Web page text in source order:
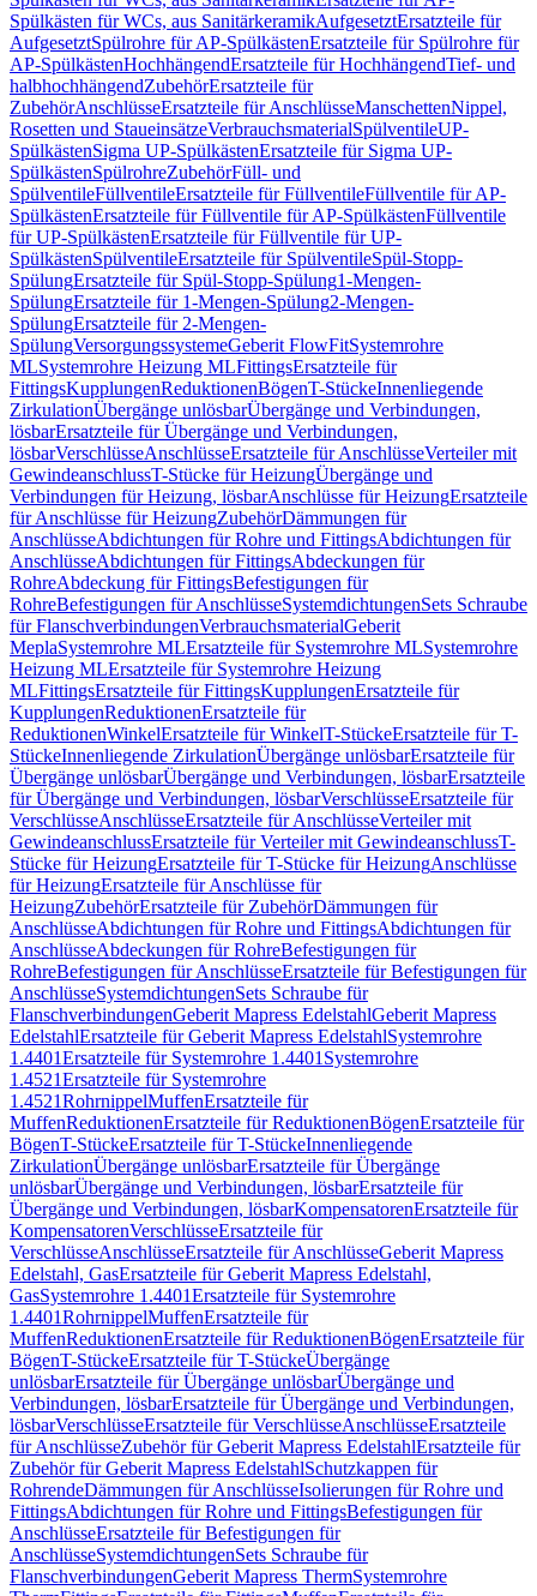
Spülkästen für WCs, aus SanitärkeramikAufgesetztErsatzteile für
AufgesetztSpülrohre für AP-SpülkästenErsatzteile für Spülrohre für
AP-SpülkästenHochhängendErsatzteile für HochhängendTief- und
halbhochhängendZubehörErsatzteile für
ZubehörAnschlüsseErsatzteile für AnschlüsseManschettenNippel,
Rosetten und StaueinsätzeVerbrauchsmaterialSpülventileUP-
SpülkästenSigma UP-SpülkästenErsatzteile für Sigma UP-
SpülkästenSpülrohreZubehörFüll- und
SpülventileFüllventileErsatzteile für FüllventileFüllventile für AP-
SpülkästenErsatzteile für Füllventile für AP-SpülkästenFüllventile
für UP-SpülkästenErsatzteile für Füllventile für UP-
SpülkästenSpülventileErsatzteile für SpülventileSpül-Stopp-
SpülungErsatzteile für Spül-Stopp-Spülung1-Mengen-
SpülungErsatzteile für 1-Mengen-Spülung2-Mengen-
SpülungErsatzteile für 2-Mengen-
SpülungVersorgungssystemeGeberit FlowFitSystemrohre
MLSystemrohre Heizung MLFittingsErsatzteile für
FittingsKupplungenReduktionenBögenT-StückeInnenliegende
ZirkulationÜbergänge unlösbarÜbergänge und Verbindungen,
lösbarErsatzteile für Übergänge und Verbindungen,
lösbarVerschlüsseAnschlüsseErsatzteile für AnschlüsseVerteiler mit
GewindeanschlussT-Stücke für HeizungÜbergänge und
Verbindungen für Heizung, lösbarAnschlüsse für HeizungErsatzteile
für Anschlüsse für HeizungZubehörDämmungen für
AnschlüsseAbdichtungen für Rohre und FittingsAbdichtungen für
AnschlüsseAbdichtungen für FittingsAbdeckungen für
RohreAbdeckung für FittingsBefestigungen für
RohreBefestigungen für AnschlüsseSystemdichtungenSets Schraube
für FlanschverbindungenVerbrauchsmaterialGeberit
MeplaSystemrohre MLErsatzteile für Systemrohre MLSystemrohre
Heizung MLErsatzteile für Systemrohre Heizung
MLFittingsErsatzteile für FittingsKupplungenErsatzteile für
KupplungenReduktionenErsatzteile für
ReduktionenWinkelErsatzteile für WinkelT-StückeErsatzteile für T-
StückeInnenliegende ZirkulationÜbergänge unlösbarErsatzteile für
Übergänge unlösbarÜbergänge und Verbindungen, lösbarErsatzteile
für Übergänge und Verbindungen, lösbarVerschlüsseErsatzteile für
VerschlüsseAnschlüsseErsatzteile für AnschlüsseVerteiler mit
GewindeanschlussErsatzteile für Verteiler mit GewindeanschlussT-
Stücke für HeizungErsatzteile für T-Stücke für HeizungAnschlüsse
für HeizungErsatzteile für Anschlüsse für
HeizungZubehörErsatzteile für ZubehörDämmungen für
AnschlüsseAbdichtungen für Rohre und FittingsAbdichtungen für
AnschlüsseAbdeckungen für RohreBefestigungen für
RohreBefestigungen für AnschlüsseErsatzteile für Befestigungen für
AnschlüsseSystemdichtungenSets Schraube für
FlanschverbindungenGeberit Mapress EdelstahlGeberit Mapress
EdelstahlErsatzteile für Geberit Mapress EdelstahlSystemrohre
1.4401Ersatzteile für Systemrohre 1.4401 Systemrohre
1.4521Ersatzteile für Systemrohre
1.4521RohrnippelMuffenErsatzteile für
MuffenReduktionenErsatzteile für ReduktionenBögenErsatzteile für
BögenT-StückeErsatzteile für T-StückeInnenliegende
ZirkulationÜbergänge unlösbarErsatzteile für Übergänge
unlösbarÜbergänge und Verbindungen, lösbarErsatzteile für
Übergänge und Verbindungen, lösbarKompensatorenErsatzteile für
KompensatorenVerschlüsseErsatzteile für
VerschlüsseAnschlüsseErsatzteile für AnschlüsseGeberit Mapress
Edelstahl, GasErsatzteile für Geberit Mapress Edelstahl,
GasSystemrohre 1.4401Ersatzteile für Systemrohre
1.4401RohrnippelMuffenErsatzteile für
MuffenReduktionenErsatzteile für ReduktionenBögenErsatzteile für
BögenT-StückeErsatzteile für T-StückeÜbergänge
unlösbarErsatzteile für Übergänge unlösbarÜbergänge und
Verbindungen, lösbarErsatzteile für Übergänge und Verbindungen,
lösbarVerschlüsseErsatzteile für VerschlüsseAnschlüsseErsatzteile
für AnschlüsseZubehör für Geberit Mapress EdelstahlErsatzteile für
Zubehör für Geberit Mapress EdelstahlSchutzkappen für
RohrendeDämmungen für AnschlüsseIsolierungen für Rohre und
FittingsAbdichtungen für Rohre und FittingsBefestigungen für
AnschlüsseErsatzteile für Befestigungen für
AnschlüsseSystemdichtungenSets Schraube für
FlanschverbindungenGeberit Mapress ThermSystemrohre